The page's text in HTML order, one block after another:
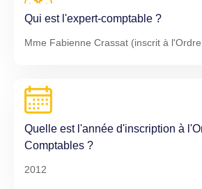
Qui est l'expert-comptable ?
Mme Fabienne Crassat (inscrit à
Quelle est l'année d'inscription à
Comptables ?
2012